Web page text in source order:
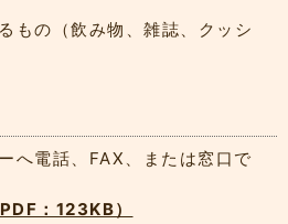
もの（飲み物、雑誌、クッシ
へ電話、FAX、または窓口で
PDF：123KB）